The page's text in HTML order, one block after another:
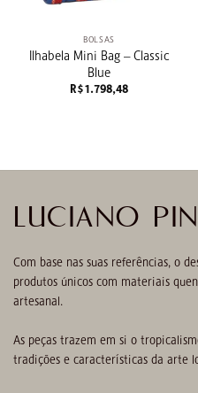
BOLSAS
Ilhabela Mini Bag – Classic
Blue
R$1.798,48
LUCIANO
Com base nas suas referências, o
produtos únicos com materiais
artesanal.
As peças trazem em si o
tradições e características da arte